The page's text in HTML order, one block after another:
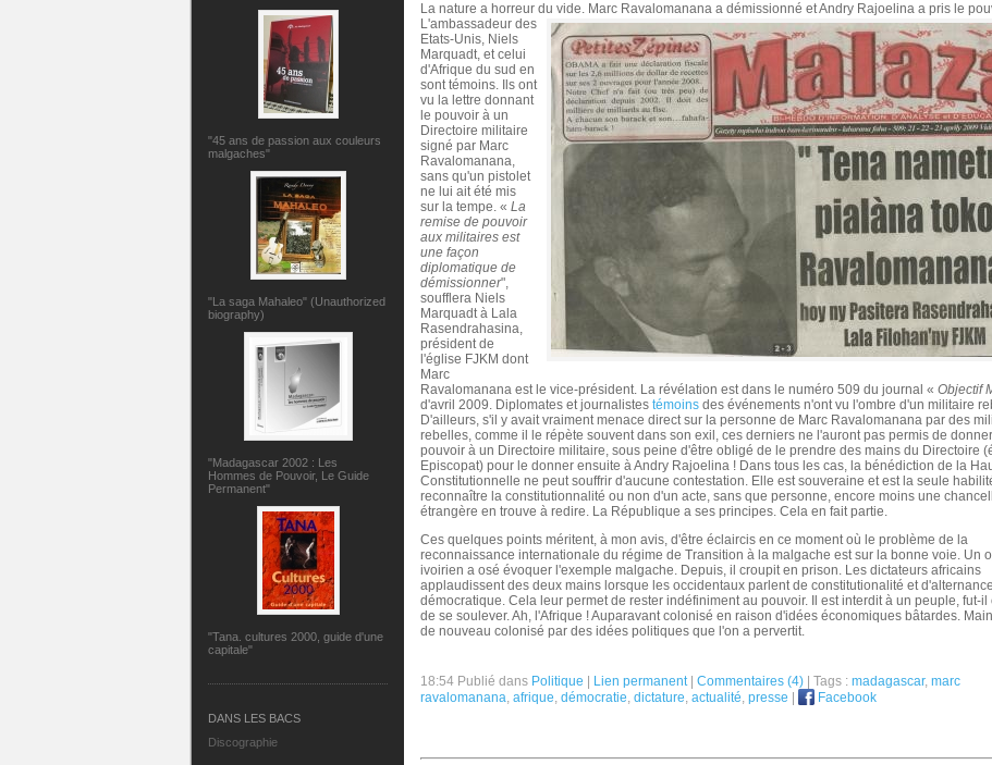
"45 ans de passion aux couleurs
malgaches"
"La saga Mahaleo" (Unauthorized
biography)
"Madagascar 2002 : Les
Hommes de Pouvoir, Le Guide
Permanent"
"Tana. cultures 2000, guide d'une
capitale"
DANS LES BACS
Discographie
La nature a horreur du vide. Marc Ravalomanana a démissionné et Andry Rajoelina a pris le
L'ambassadeur des
Etats-Unis, Niels
Marquadt, et celui
d'Afrique du sud en
sont témoins. Ils ont
vu la lettre donnant
le pouvoir à un
Directoire militaire
signé par Marc
Ravalomanana,
sans qu'un pistolet
ne lui ait été mis
sur la tempe. « La
remise de pouvoir
aux militaires est
une façon
diplomatique de
démissionner",
soufflera Niels
Marquadt à Lala
Rasendrahasina,
président de
l'église FJKM dont
Marc
Ravalomanana est le vice-président. La révélation est dans le numéro 509 du journal « Objectif
d'avril 2009. Diplomates et journalistes témoins des événements n'ont vu l'ombre d'un militaire
D'ailleurs, s'il y avait vraiment menace direct sur la personne de Marc Ravalomanana par des
rebelles, comme il le répète souvent dans son exil, ces derniers ne l'auront pas permis de
pouvoir à un Directoire militaire, sous peine d'être obligé de le prendre des mains du Directoire
Episcopat) pour le donner ensuite à Andry Rajoelina ! Dans tous les cas, la bénédiction de la
Constitutionnelle ne peut souffrir d'aucune contestation. Elle est souveraine et est la seule
reconnaître la constitutionnalité ou non d'un acte, sans que personne, encore moins une
étrangère en trouve à redire. La République a ses principes. Cela en fait partie.
Ces quelques points méritent, à mon avis, d'être éclaircis en ce moment où le problème de la
reconnaissance internationale du régime de Transition à la malgache est sur la bonne voie. Un
ivoirien a osé évoquer l'exemple malgache. Depuis, il croupit en prison. Les dictateurs africains
applaudissent des deux mains lorsque les occidentaux parlent de constitutionalité et d'alternance
démocratique. Cela leur permet de rester indéfiniment au pouvoir. Il est interdit à un peuple, fut-il
de se soulever. Ah, l'Afrique ! Auparavant colonisé en raison d'idées économiques bâtardes.
de nouveau colonisé par des idées politiques que l'on a pervertit.
18:54 Publié dans Politique Lien permanent| Commentaires (4) | Tags : madagascar, marc
ravalomanana, afrique, démocratie, dictature, actualité, presse Facebook